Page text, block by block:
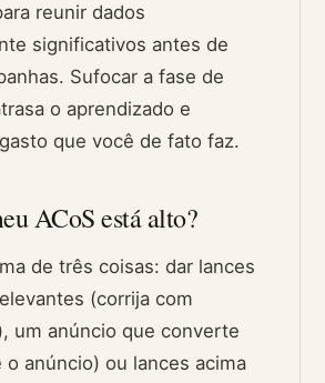
reunir dados
significativos antes de
Sufocar a fase de
o aprendizado e
que você de fato faz.
ACoS está alto?
de três coisas: dar lances
(corrija com
um anúncio que converte
anúncio) ou lances acima